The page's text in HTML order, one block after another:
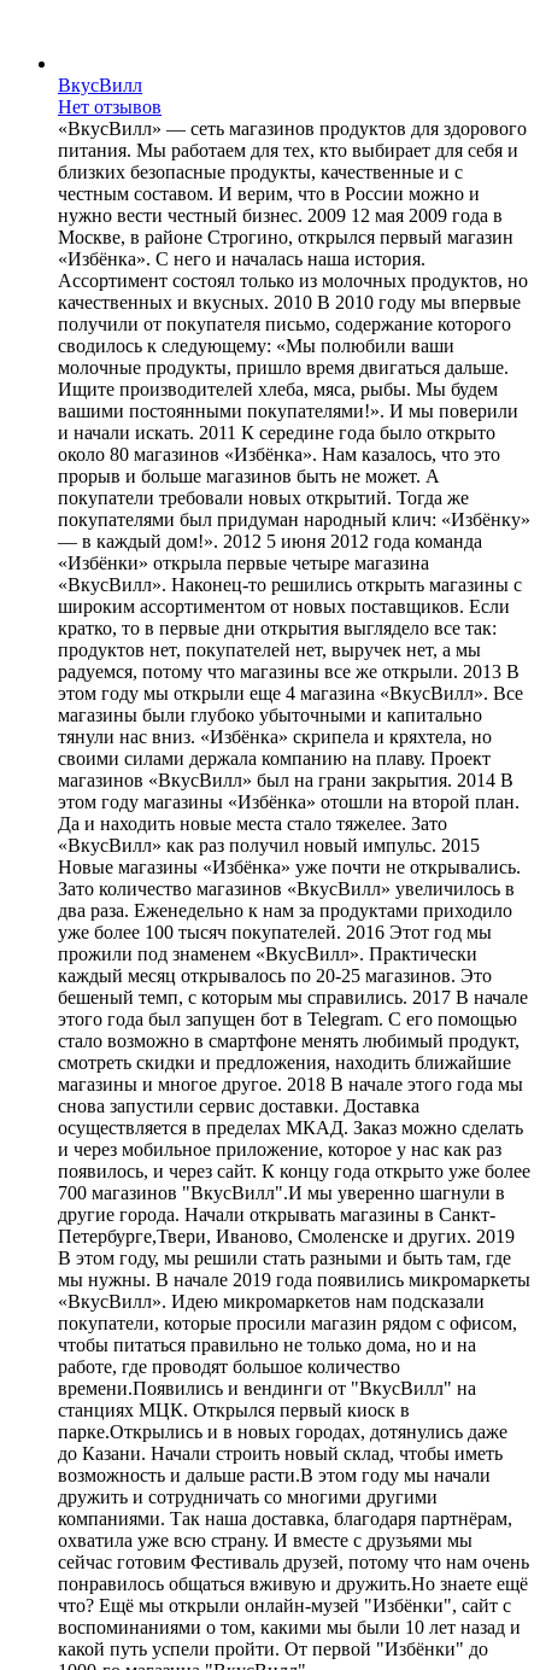
ВкусВилл
Нет отзывов
«ВкусВилл» — сеть магазинов продуктов для здорового
питания. Мы работаем для тех, кто выбирает для себя и
близких безопасные продукты, качественные и с
честным составом. И верим, что в России можно и
нужно вести честный бизнес. 2009 12 мая 2009 года в
Москве, в районе Строгино, открылся первый магазин
«Избёнка». С него и началась наша история.
Ассортимент состоял только из молочных продуктов, но
качественных и вкусных. 2010 В 2010 году мы впервые
получили от покупателя письмо, содержание которого
сводилось к следующему: «Мы полюбили ваши
молочные продукты, пришло время двигаться дальше.
Ищите производителей хлеба, мяса, рыбы. Мы будем
вашими постоянными покупателями!». И мы поверили
и начали искать. 2011 К середине года было открыто
около 80 магазинов «Избёнка». Нам казалось, что это
прорыв и больше магазинов быть не может. А
покупатели требовали новых открытий. Тогда же
покупателями был придуман народный клич: «Избёнку»
— в каждый дом!». 2012 5 июня 2012 года команда
«Избёнки» открыла первые четыре магазина
«ВкусВилл». Наконец-то решились открыть магазины с
широким ассортиментом от новых поставщиков. Если
кратко, то в первые дни открытия выглядело все так:
продуктов нет, покупателей нет, выручек нет, а мы
радуемся, потому что магазины все же открыли. 2013 В
этом году мы открыли еще 4 магазина «ВкусВилл». Все
магазины были глубоко убыточными и капитально
тянули нас вниз. «Избёнка» скрипела и кряхтела, но
своими силами держала компанию на плаву. Проект
магазинов «ВкусВилл» был на грани закрытия. 2014 В
этом году магазины «Избёнка» отошли на второй план.
Да и находить новые места стало тяжелее. Зато
«ВкусВилл» как раз получил новый импульс. 2015
Новые магазины «Избёнка» уже почти не открывались.
Зато количество магазинов «ВкусВилл» увеличилось в
два раза. Еженедельно к нам за продуктами приходило
уже более 100 тысяч покупателей. 2016 Этот год мы
прожили под знаменем «ВкусВилл». Практически
каждый месяц открывалось по 20-25 магазинов. Это
бешеный темп, с которым мы справились. 2017 В начале
этого года был запущен бот в Telegram. С его помощью
стало возможно в смартфоне менять любимый продукт,
смотреть скидки и предложения, находить ближайшие
магазины и многое другое. 2018 В начале этого года мы
снова запустили сервис доставки. Доставка
осуществляется в пределах МКАД. Заказ можно сделать
и через мобильное приложение, которое у нас как раз
появилось, и через сайт. К концу года открыто уже более
700 магазинов "ВкусВилл".И мы уверенно шагнули в
другие города. Начали открывать магазины в Санкт-
Петербурге,Твери, Иваново, Смоленске и других. 2019
В этом году, мы решили стать разными и быть там, где
мы нужны. В начале 2019 года появились микромаркеты
«ВкусВилл». Идею микромаркетов нам подсказали
покупатели, которые просили магазин рядом с офисом,
чтобы питаться правильно не только дома, но и на
работе, где проводят большое количество
времени.Появились и вендинги от "ВкусВилл" на
станциях МЦК. Открылся первый киоск в
парке.Открылись и в новых городах, дотянулись даже
до Казани. Начали строить новый склад, чтобы иметь
возможность и дальше расти.В этом году мы начали
дружить и сотрудничать со многими другими
компаниями. Так наша доставка, благодаря партнёрам,
охватила уже всю страну. И вместе с друзьями мы
сейчас готовим Фестиваль друзей, потому что нам очень
понравилось общаться вживую и дружить.Но знаете ещё
что? Ещё мы открыли онлайн-музей "Избёнки", сайт с
воспоминаниями о том, какими мы были 10 лет назад и
какой путь успели пройти. От первой "Избёнки" до